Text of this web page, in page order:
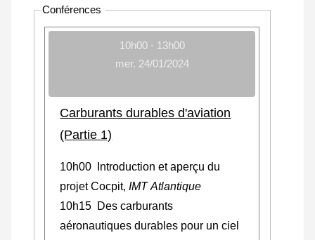
Conférences
10h00 - 13h00
mer. 24/01/2024
Carburants durables d'aviation
(Partie 1)
10h00 Introduction et aperçu du
projet Cocpit,IMT Atlantique
10h15 Des carburants
aéronautiques durables pour un ciel